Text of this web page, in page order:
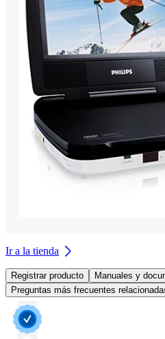
Ir a la tienda
Registrar producto
Manuales y
Preguntas más frecuentes